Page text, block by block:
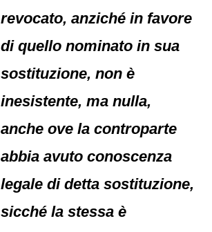
revocato, anziché in favore
di quello nominato in sua
sostituzione, non è
inesistente, ma nulla,
anche ove la controparte
abbia avuto conoscenza
legale di detta sostituzione,
sicché la stessa è